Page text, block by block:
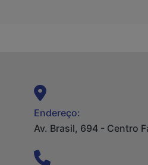
Endereço:
Av. Brasil, 694 - Centro